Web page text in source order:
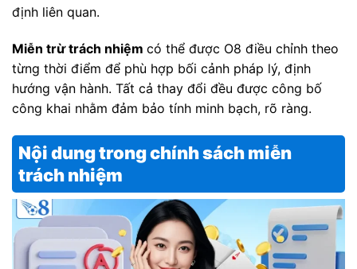
định liên quan.
Miễn trừ trách nhiệm có thể được O8 điều chỉnh theo
từng thời điểm để phù hợp bối cảnh pháp lý, định
hướng vận hành. Tất cả thay đổi đều được công bố
công khai nhằm đảm bảo tính minh bạch, rõ ràng.
Nội dung trong chính sách miễn
trách nhiệm